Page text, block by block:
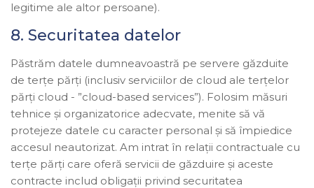
legitime ale altor persoane).
8. Securitatea datelor
Păstrăm datele dumneavoastră pe servere găzduite
de terțe părți (inclusiv serviciilor de cloud ale terţelor
părţi cloud - ”cloud-based services”). Folosim măsuri
tehnice și organizatorice adecvate, menite să vă
protejeze datele cu caracter personal și să împiedice
accesul neautorizat. Am intrat în relații contractuale cu
terţe părţi care oferă servicii de găzduire și aceste
contracte includ obligații privind securitatea